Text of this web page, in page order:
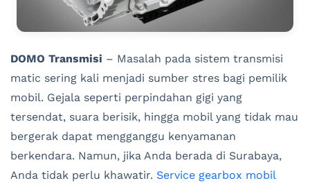
DOMO Transmisi – Masalah pada sistem transmisi
matic sering kali menjadi sumber stres bagi pemilik
mobil. Gejala seperti perpindahan gigi yang
tersendat, suara berisik, hingga mobil yang tidak mau
bergerak dapat mengganggu kenyamanan
berkendara. Namun, jika Anda berada di Surabaya,
Anda tidak perlu khawatir. Service gearbox mobil